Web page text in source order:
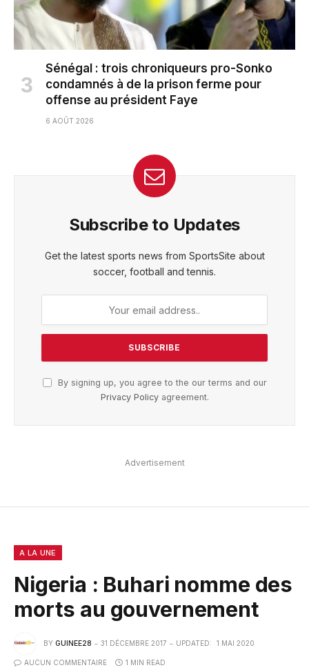
Sénégal : trois chroniqueurs pro-Sonko
condamnés à de la prison ferme pour
offense au président Faye
6 AOÛT 2026
Subscribe to Updates
Get the latest sports news from SportsSite about
soccer, football and tennis.
By signing up, you agree to the our terms and our
Privacy Policyagreement.
Advertisement
A LA UNE
Nigeria : Buhari nomme des
morts au gouvernement
BY GUINEE28 31 DÉCEMBRE 2017 UPDATED: 1 MAI 2020
AUCUN COMMENTAIRE 1 MIN READ